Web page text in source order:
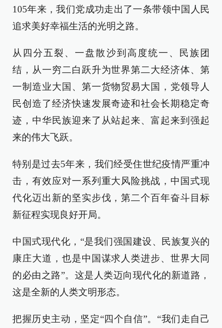
105年来，我们党成功走出了一条带领中国人民
追求美好幸福生活的光明之路。
从四分五裂、一盘散沙到高度统一、民族团
结，从一穷二白跃升为世界第二大经济体、第
一制造业大国、第一货物贸易大国，党领导人
民创造了经济快速发展奇迹和社会长期稳定奇
迹，中华民族迎来了从站起来、富起来到强起
来的伟大飞跃。
特别是过去5年来，我们经受住世纪疫情严重冲
击，有效应对一系列重大风险挑战，中国式现
代化迈出新的坚实步伐，第二个百年奋斗目标
新征程实现良好开局。
中国式现代化，“是我们强国建设、民族复兴的
康庄大道，也是中国谋求人类进步、世界大同
的必由之路”。这是人类迈向现代化的新道路，
这是全新的人类文明形态。
把握历史主动，坚定“四个自信”。“我们走自己